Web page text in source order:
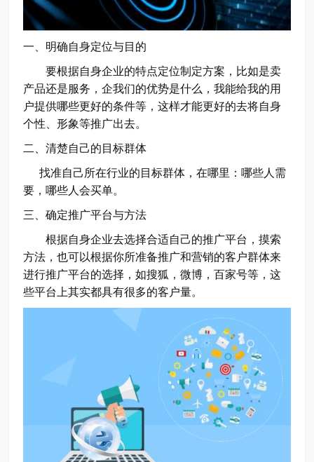
一、明确自身定位与目的
要根据自身企业的特点定位制定方案，比如是卖
产品还是服务，企我们的优势是什么，我能给我的用
户提供哪些更好的条件等，这样才能更好的去将自身
个性、形象等推广出去。
二、清楚自己的目标群体
找准自己所在行业的目标群体，在哪里：哪些人需
要，哪些人会买单。
三、确定推广平台与方法
根据自身企业去选择合适自己的推广平台，摸索
方法，也可以根据你所准备推广和营销的客户群体来
进行推广平台的选择，如搜狐，微博，百家号等，这
些平台上其实都具有很多的客户量。